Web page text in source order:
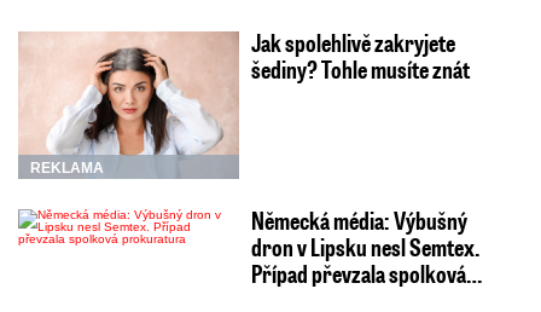
REKLAMA
Jak spolehlivě zakryjete
šediny? Tohle musíte znát
Německá média: Výbušný
dron v Lipsku nesl Semtex.
Případ převzala spolková…